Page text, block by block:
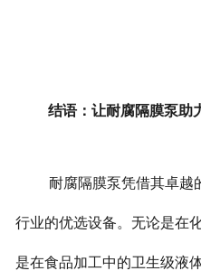
结语：让耐腐隔膜泵助
耐腐隔膜泵凭借其卓越
行业的优选设备。无论是在
是在食品加工中的卫生级液